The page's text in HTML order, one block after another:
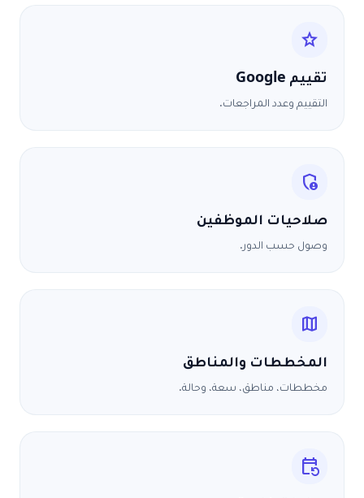
star
تقييم Google
التقييم وعدد المراجعات.
admin_panel_settings
صلاحيات الموظفين
وصول حسب الدور.
map
المخططات والمناطق
مخططات، مناطق، سعة، وحالة.
event_repeat